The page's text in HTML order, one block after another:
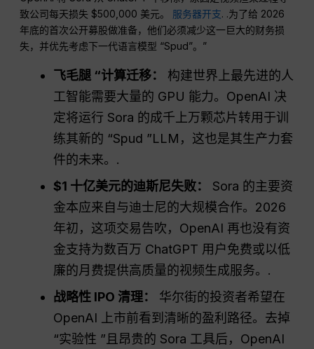
致公司每天损失 $500,000 美元。 服务器开支. .为了给 2026
年底的首次公开募股做准备，他们必须减少这一巨大的财务损
失，并优先考虑下一代语言模型 “Spud”。”
飞毛腿 “计算迁移：
构建世界上最先进的人
工智能需要大量的 GPU 能力。OpenAI 决
定将运行 Sora 的成千上万颗芯片转用于训
练其新的 “Spud ”LLM，这也是其生产力套
件的未来。.
$1 十亿美元的迪斯尼失败：
Sora 的主要资
金本应来自与迪士尼的大规模合作。2026
年初，这项交易告吹，OpenAI 再也没有资
金支持为数百万 ChatGPT 用户免费或以低
廉的月费提供高质量的视频生成服务。.
战略性 IPO 清理：
华尔街的投资者希望在
OpenAI 上市前看到清晰的盈利路径。去掉
“实验性 ”且昂贵的 Sora 工具后，OpenAI